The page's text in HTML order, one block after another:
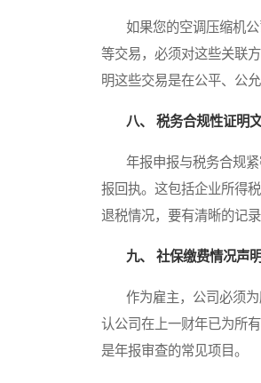
如果您的空调压缩机公
等交易，必须对这些关联
明这些交易是在公平、公
八、 税务合规性证明
年报申报与税务合规紧
报回执。这包括企业所得
退税情况，要有清晰的记录
九、 社保缴费情况声
作为雇主，公司必须为
认公司在上一财年已为所
是年报审查的常见项目。